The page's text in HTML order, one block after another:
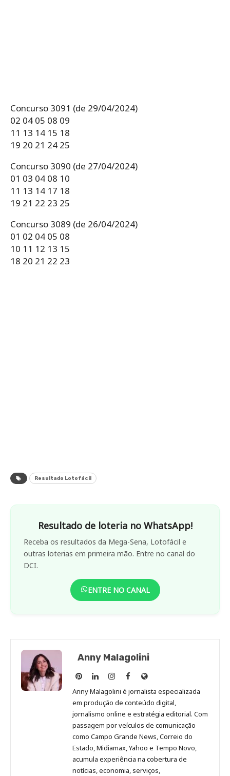
Concurso 3091 (de 29/04/2024)
02 04 05 08 09
11 13 14 15 18
19 20 21 24 25
Concurso 3090 (de 27/04/2024)
01 03 04 08 10
11 13 14 17 18
19 21 22 23 25
Concurso 3089 (de 26/04/2024)
01 02 04 05 08
10 11 12 13 15
18 20 21 22 23
Resultado Lotofácil
Resultado de loteria no WhatsApp!
Receba os resultados da Mega-Sena, Lotofácil e
outras loterias em primeira mão. Entre no canal do
DCI.
ENTRE NO CANAL
Anny Malagolini
Anny
Malagolini
no
Pinterest
Anny
Malagolini
no
LinkedIn
Anny
Malagolini
no
Instagram
Anny
Malagolini
no
Facebook
Site
de
Anny
Malagolini
Anny Malagolini é jornalista especializada
em produção de conteúdo digital,
jornalismo online e estratégia editorial. Com
passagem por veículos de comunicação
como Campo Grande News, Correio do
Estado, Midiamax, Yahoo e Tempo Novo,
acumula experiência na cobertura de
notícias, economia, serviços,